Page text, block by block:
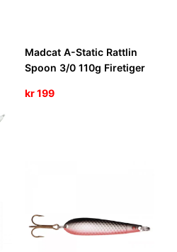
Madcat A-Static Rattlin
Spoon 3/0 110g Firetiger
kr199